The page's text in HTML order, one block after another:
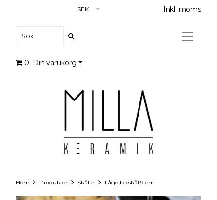
SEK Inkl. moms
0 Din varukorg
Hem Produkter Skålar Fågelbo skål 9 cm